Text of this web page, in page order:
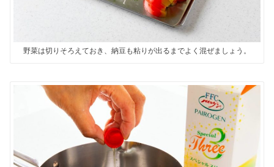
野菜は切りそろえておき、納豆も粘りが出るまでよく混ぜましょう。